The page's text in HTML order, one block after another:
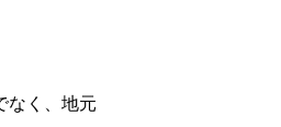
なく、地元